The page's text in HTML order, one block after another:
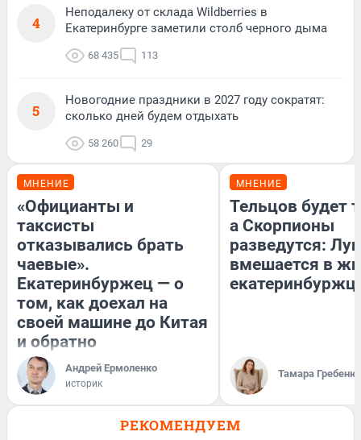
4
Неподалеку от склада Wildberries в
Екатеринбурге заметили столб черного дыма
68 435 113
5
Новогодние праздники в 2027 году сократят:
сколько дней будем отдыхать
58 260 29
МНЕНИЕ
«Официанты и
таксисты
отказывались брать
чаевые».
Екатеринбуржец — о
том, как доехал на
своей машине до Китая
и обратно
Андрей Ермоленко
историк
МНЕНИЕ
Тельцов будет
а Скорпионы
разведутся:
вмешается в
Тамара
РЕКОМЕНДУЕМ